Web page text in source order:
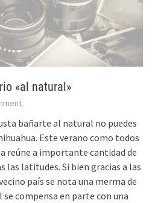
«al natural»
bañarte al natural no puedes
Este verano como todos
reúne a importante cantidad de
las latitudes. Si bien gracias a las
país se nota una merma de
compensa en parte con una